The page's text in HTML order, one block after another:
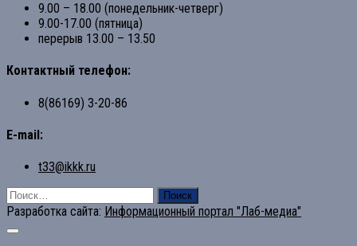
9.00 – 18.00 (понедельник-четверг)
9.00-17.00 (пятница)
перерыв 13.00 – 13.50
Контактный телефон:
8(86169) 3-20-86
E-mail:
t33@ikkk.ru
Найти:
Разработка сайта: Информационный портал "Лаб-медиа"